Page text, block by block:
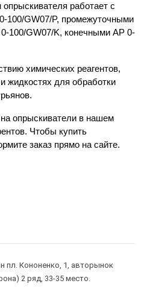
опрыскивателя работает с
100/GW07/P, промежуточными
100/GW07/K, конечными AP 0-
химических реагентов,
жидкостях для обработки
опрыскиватели в нашем
Чтобы купить
заказ прямо на сайте.
пл. Кононенко, 1, авторынок
2 ряд, 33-35 место.